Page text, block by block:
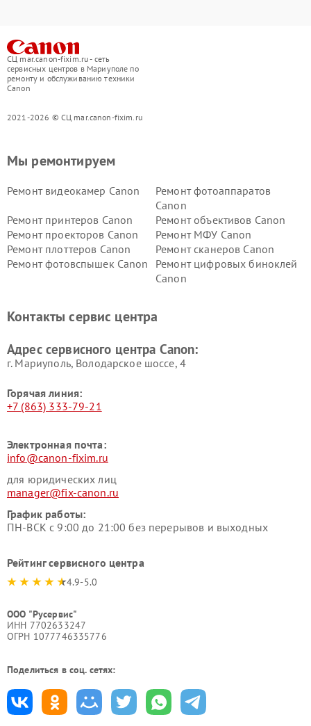
СЦ mar.canon-fixim.ru - сеть
сервисных центров в Мариуполе по
ремонту и обслуживанию техники
Canon
2021-2026 © СЦ mar.canon-fixim.ru
Мы ремонтируем
Ремонт видеокамер Canon
Ремонт фотоаппаратов
Canon
Ремонт принтеров Canon
Ремонт объективов Canon
Ремонт проекторов Canon
Ремонт МФУ Canon
Ремонт плоттеров Canon
Ремонт сканеров Canon
Ремонт фотовспышек Canon
Ремонт цифровых биноклей
Canon
Контакты сервис центра
Адрес сервисного центра Canon:
г. Мариуполь, Володарское шоссе, 4
Горячая линия:
+7 (863) 333-79-21
Электронная почта:
info@canon-fixim.ru
для юридических лиц
manager@fix-canon.ru
График работы:
ПН-ВСК с 9:00 до 21:00 без перерывов и выходных
Рейтинг сервисного центра
4.9-5.0
ООО "Русервис"
ИНН 7702633247
ОГРН 1077746335776
Поделиться в соц. сетях: